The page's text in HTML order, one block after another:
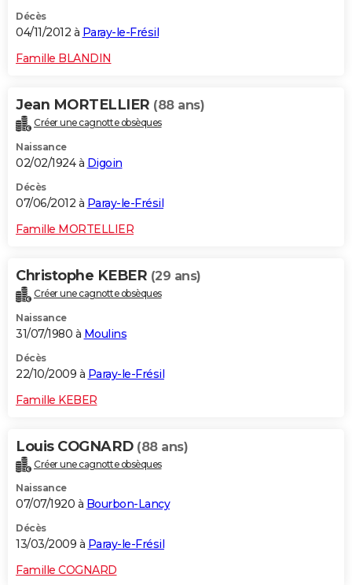
Décès
04/11/2012 à Paray-le-Frésil
Famille BLANDIN
Jean MORTELLIER (88 ans)
Créer une cagnotte obsèques
Naissance
02/02/1924 à Digoin
Décès
07/06/2012 à Paray-le-Frésil
Famille MORTELLIER
Christophe KEBER (29 ans)
Créer une cagnotte obsèques
Naissance
31/07/1980 à Moulins
Décès
22/10/2009 à Paray-le-Frésil
Famille KEBER
Louis COGNARD (88 ans)
Créer une cagnotte obsèques
Naissance
07/07/1920 à Bourbon-Lancy
Décès
13/03/2009 à Paray-le-Frésil
Famille COGNARD